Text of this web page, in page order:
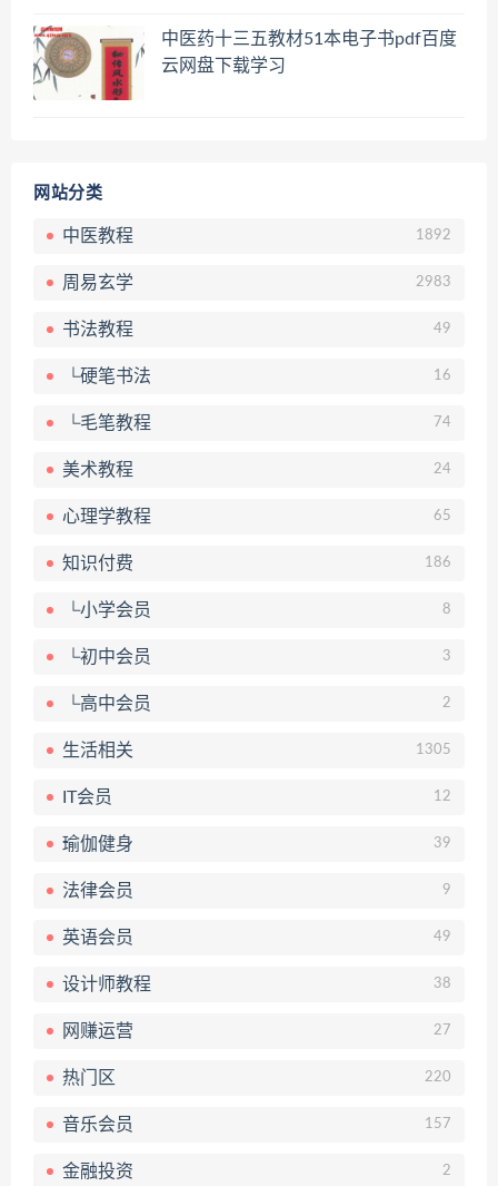
中医药十三五教材51本电子书pdf百度
云网盘下载学习
网站分类
中医教程 1892
周易玄学 2983
书法教程 49
└硬笔书法 16
└毛笔教程 74
美术教程 24
心理学教程 65
知识付费 186
└小学会员 8
└初中会员 3
└高中会员 2
生活相关 1305
IT会员 12
瑜伽健身 39
法律会员 9
英语会员 49
设计师教程 38
网赚运营 27
热门区 220
音乐会员 157
金融投资 2